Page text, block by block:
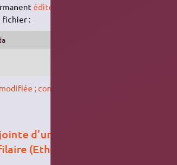
éditez le fichier
fichier :
; comment faire ?
d'une carte réseau sans-fil
(Ethernet)